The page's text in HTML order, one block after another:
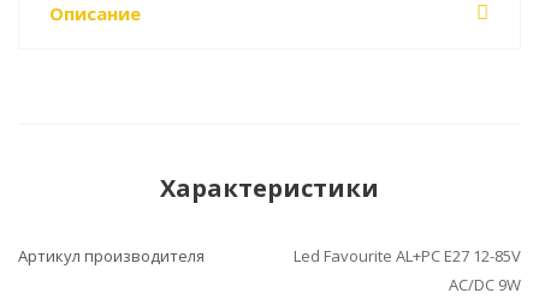
Описание
Характеристики
Артикул производителя
Led Favourite AL+PC E27 12-85V
AC/DC 9W